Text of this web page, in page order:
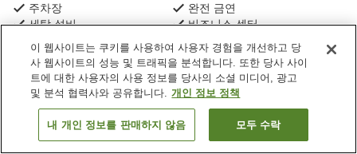
주차장
완전 금연
세탁 설비
비즈니스 센터
미국 일리노이
상가몬 카운티
스테이브리지 스위트 사우스 스프링필드 바이 IHG
객실 보기
이 웹사이트는 쿠키를 사용하여 사용자 경험을 개선하고 당
사 웹사이트의 성능 및 트래픽을 분석합니다. 또한 당사 사이
트에 대한 사용자의 사용 정보를 당사의 소셜 미디어, 광고
및 분석 협력사와 공유합니다. 개인 정보 정책
내 개인 정보를 판매하지 않음 모두 수락